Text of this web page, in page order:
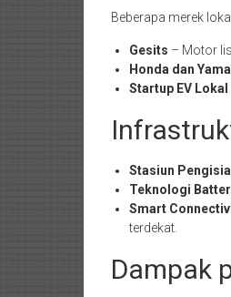
Beberapa merek
Gesits – Motor
Honda dan
Startup EV Lokal
Stasiun
Teknologi
Smart
terdekat.
Dampak